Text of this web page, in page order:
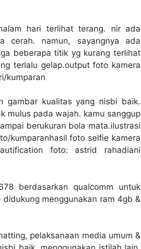
hari terlihat terang. nir ada
cerah. namun, sayangnya ada
beberapa titik yg kurang terlihat
terlalu gelap.output foto kamera
kumparan
gambar kualitas yang nisbi baik.
mulus pada wajah. kamu sanggup
berukuran bola mata.ilustrasi
kumparanhasil foto selfie kamera
foto: astrid rahadiani
berdasarkan qualcomm untuk
menggunakan ram 4gb &
pelaksanaan media umum &